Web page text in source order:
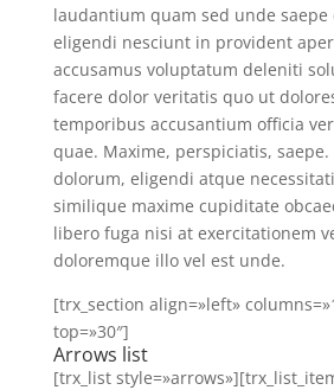
laudantium quam sed unde
eligendi nesciunt in provident
accusamus voluptatum deleniti
facere dolor veritatis quo ut
temporibus accusantium officia
quae. Maxime, perspiciatis, saepe.
dolorum, eligendi atque
similique maxime cupiditate
libero fuga nisi at exercitationem
doloremque illo vel est unde.
[trx_section align=»left»
top=»30″]
Arrows list
[trx_list